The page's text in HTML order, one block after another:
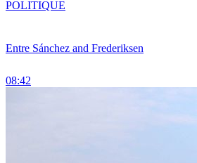
Entre Sánchez and Frederiksen
08:42
POLITIQUE